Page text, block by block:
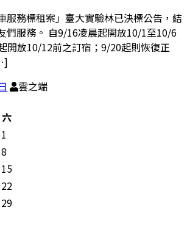
服務標租案」臺大實驗林已決標公告，結
們服務。 自9/16凌晨起開放10/1至10/6
開放10/12前之訂宿；9/20起則恢復正
雲之端
六
1
8
15
22
29